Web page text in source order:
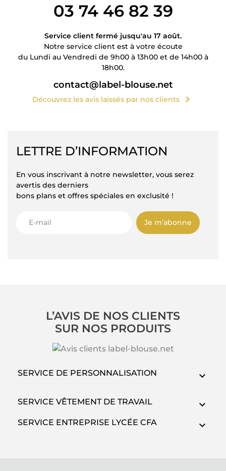
03 74 46 82 39
Service client fermé jusqu'au 17 août.
Notre service client est à votre écoute
du Lundi au Vendredi de 9h00 à 13h00 et de 14h00 à
18h00.
contact@label-blouse.net
Découvrez les avis laissés par nos clients chevron_right
LETTRE D’INFORMATION
En vous inscrivant à notre newsletter, vous serez
avertis des derniers
bons plans et offres spéciales en exclusité !
Je m’abonne
L’AVIS DE NOS CLIENTS
SUR NOS PRODUITS
SERVICE DE PERSONNALISATION
SERVICE VÊTEMENT DE TRAVAIL
SERVICE ENTREPRISE LYCÉE CFA